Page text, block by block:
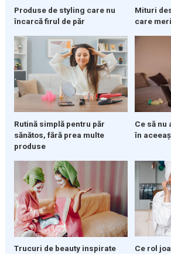
Produse de styling care nu
încarcă firul de păr
Mituri
care
Rutină simplă pentru păr
sănătos, fără prea multe
produse
Ce să nu
în
Trucuri de beauty inspirate
Ce rol